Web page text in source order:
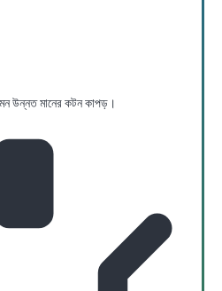
উন্নত মানের কটন কাপড়।